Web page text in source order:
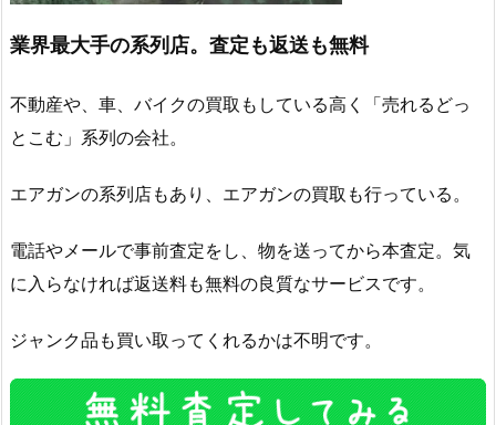
業界最大手の系列店。査定も返送も無料
不動産や、車、バイクの買取もしている高く「売れるどっ
とこむ」系列の会社。
エアガンの系列店もあり、エアガンの買取も行っている。
電話やメールで事前査定をし、物を送ってから本査定。気
に入らなければ返送料も無料の良質なサービスです。
ジャンク品も買い取ってくれるかは不明です。